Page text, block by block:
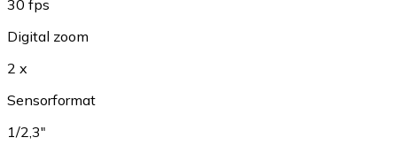
30 fps
Digital zoom
2 x
Sensorformat
1/2,3"